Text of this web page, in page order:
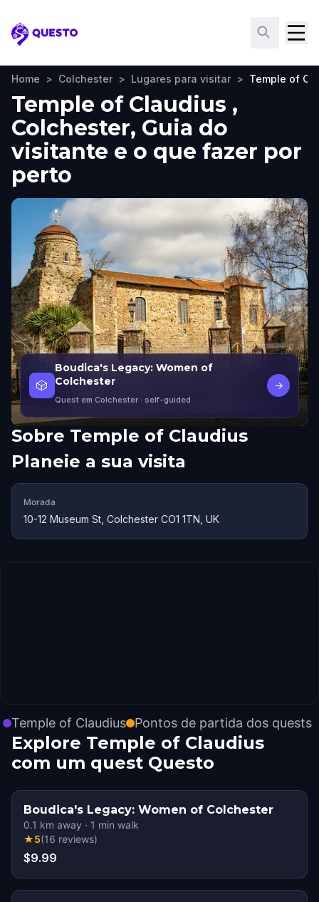
Questo
Home > Colchester > Lugares para visitar > Temple of
Temple of Claudius ,
Colchester, Guia do
visitante e o que fazer por
perto
🎲
Boudica's Legacy: Women of
Colchester
Quest em Colchester · self-guided
→
Sobre Temple of Claudius
Planeie a sua visita
Morada
10-12 Museum St, Colchester CO1 1TN, UK
Temple of Claudius Pontos de partida dos quests
Explore Temple of Claudius
com um quest Questo
Boudica's Legacy: Women of Colchester
0.1 km away · 1 min walk
★5(16 reviews)
$9.99